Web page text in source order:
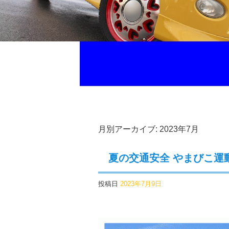
月別アーカイブ: 2023年7月
夏の交通安全 やまびこ運
投稿日 2023年7月9日